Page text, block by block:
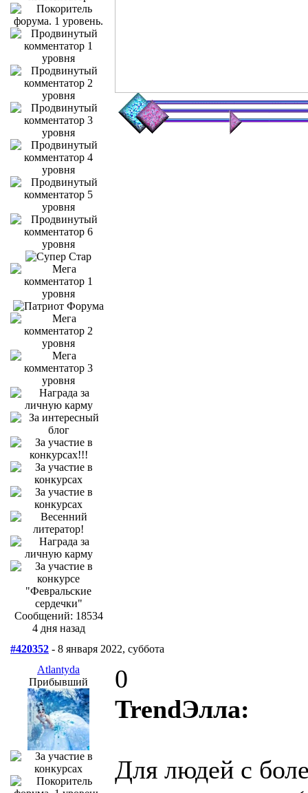
Сообщений: 18534
4 дня назад
#420352 - 8 января 2022, суббота
Atlantyda
Прибывший
0
TrendЭлла:
Для людей с